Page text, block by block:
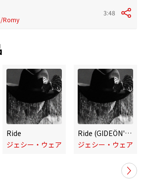
/Romy
3:48
Ride
ジェシー・ウェア
Ride (GIDEÖN's Darkroom Mix)
ジェシー・ウェア